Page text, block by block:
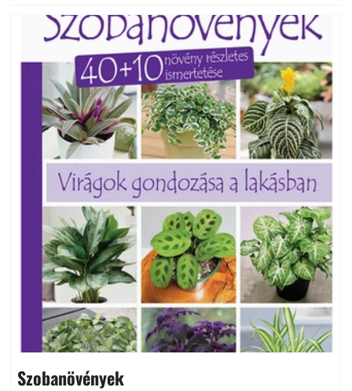
Szobanövények